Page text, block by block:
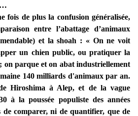
de plus la confusion généralisée,
entre l’abattage d’animaux
et la shoah : « On ne voit
un chien public, ou pratiquer la
; on parque et on abat industriellement
140 milliards d'animaux par an.
Hiroshima à Alep, et de la vague
à la poussée populiste des années
de comparer, ni de quantifier, que de